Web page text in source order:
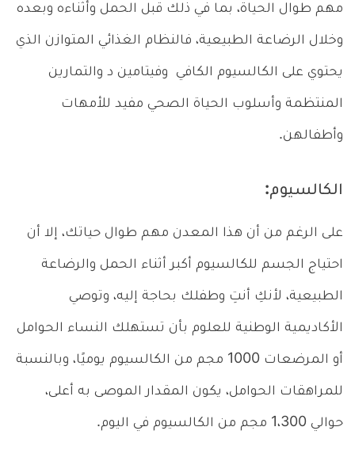
مهم طوال الحياة، بما في ذلك قبل الحمل وأثناءه وبعده
وخلال الرضاعة الطبيعية، فالنظام الغذائي المتوازن الذي
يحتوي على الكالسيوم الكافي وفيتامين د والتمارين
المنتظمة وأسلوب الحياة الصحي مفيد للأمهات
وأطفالهن.
الكالسيوم:
على الرغم من أن هذا المعدن مهم طوال حياتك، إلا أن
احتياج الجسم للكالسيوم أكبر أثناء الحمل والرضاعة
الطبيعية، لأنكِ أنتِ وطفلك بحاجة إليه، وتوصي
الأكاديمية الوطنية للعلوم بأن تستهلك النساء الحوامل
أو المرضعات 1000 مجم من الكالسيوم يوميًا، وبالنسبة
للمراهقات الحوامل، يكون المقدار الموصى به أعلى،
حوالي 1،300 مجم من الكالسيوم في اليوم.